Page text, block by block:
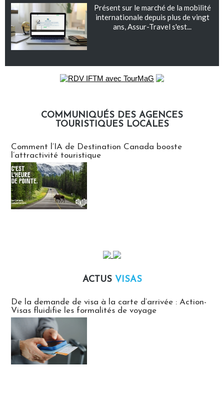
Présent sur le marché de la mobilité
internationale depuis plus de vingt
ans, Assur-Travel s'est...
COMMUNIQUÉS DES AGENCES
TOURISTIQUES LOCALES
Comment l’IA de Destination Canada booste
l’attractivité touristique
ACTUS VISAS
De la demande de visa à la carte d’arrivée : Action-
Visas fluidifie les formalités de voyage